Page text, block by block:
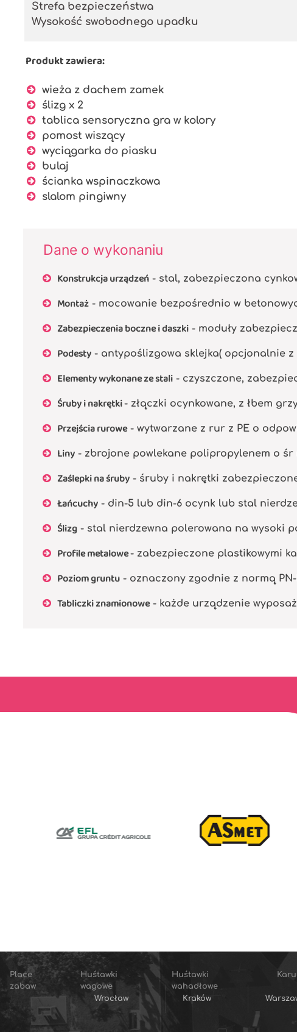
Strefa bezpieczeństwa
Wysokość swobodnego upadku
Produkt zawiera:
wieża z dachem zamek
ślizg x 2
tablica sensoryczna gra w kolory
pomost wiszący
wyciągarka do piasku
bulaj
ścianka wspinaczkowa
slalom pingiwny
Dane o wykonaniu
Konstrukcja urządzeń - stal, zabezpieczona
Montaż - mocowanie bezpośrednio w
Zabezpieczenia boczne i daszki - moduły
Podesty - antypoślizgowa sklejka( opcjonalnie z
Elementy wykonane ze stali - czyszczone,
Śruby i nakrętki- złączki ocynkowane, z łbem
Przejścia rurowe- wytwarzane z rur z PE o
Liny - zbrojone powlekane polipropylenem o śr
Zaślepki na śruby - śruby i nakrętki
Łańcuchy - din-5 lub din-6 ocynk lub stal
Ślizg - stal nierdzewna polerowana na wysoki
Profile metalowe- zabezpieczone plastikowymi
Poziom gruntu - oznaczony zgodnie z normą PN-
Tabliczki znamionowe- każde urządzenie
Place
zabaw
Huśtawki
wagowe
Huśtawki
wahadłowe
Wrocław
Kraków